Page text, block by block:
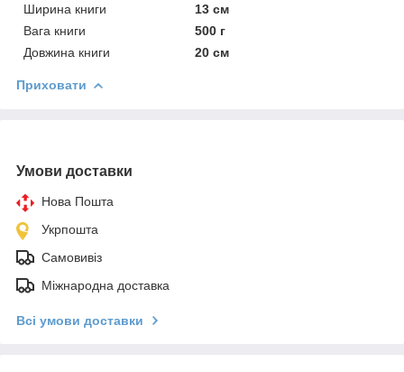
Ширина книги
13 см
Вага книги
500 г
Довжина книги
20 см
Приховати
Умови доставки
Нова Пошта
Укрпошта
Самовивіз
Міжнародна доставка
Всі умови доставки